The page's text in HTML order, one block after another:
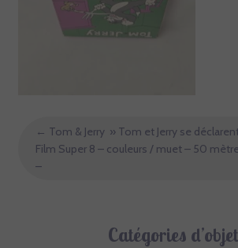
← Tom & Jerry » Tom et Jerry se
Film Super 8 – couleurs / muet – 50
–
Catégories